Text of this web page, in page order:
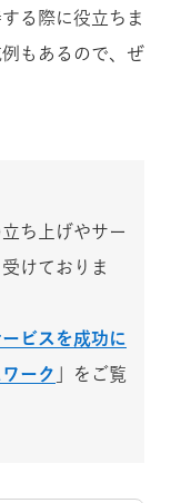
る際に役立ちま
もあるので、ぜ
ち上げやサー
けておりま
ビスを成功に
ーク
」をご覧